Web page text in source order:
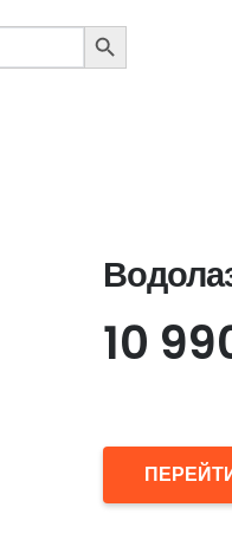
SEARCH
BUTTON
10